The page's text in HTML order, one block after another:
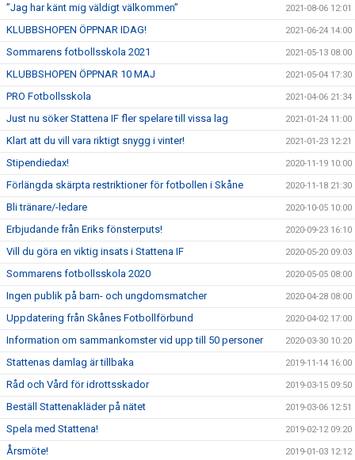
”Jag har känt mig väldigt välkommen” 2021-08-06 12:01
KLUBBSHOPEN ÖPPNAR IDAG! 2021-06-24 14:00
Sommarens fotbollsskola 2021 2021-05-13 08:00
KLUBBSHOPEN ÖPPNAR 10 MAJ 2021-05-04 17:30
PRO Fotbollsskola 2021-04-06 21:34
Just nu söker Stattena IF fler spelare till vissa lag 2021-01-24 11:00
Klart att du vill vara riktigt snygg i vinter! 2021-01-23 12:21
Stipendiedax! 2020-11-19 10:00
Förlängda skärpta restriktioner för fotbollen i Skåne 2020-11-18 21:30
Bli tränare/-ledare 2020-10-05 10:00
Erbjudande från Eriks fönsterputs! 2020-09-23 16:10
Vill du göra en viktig insats i Stattena IF 2020-05-20 09:03
Sommarens fotbollsskola 2020 2020-05-05 08:00
Ingen publik på barn- och ungdomsmatcher 2020-04-28 08:00
Uppdatering från Skånes Fotbollförbund 2020-04-02 17:00
Information om sammankomster vid upp till 50 personer 2020-03-30 10:20
Stattenas damlag är tillbaka 2019-11-14 16:00
Råd och Vård för idrottsskador 2019-03-15 09:50
Beställ Stattenakläder på nätet 2019-03-06 12:51
Spela med Stattena! 2019-02-12 09:20
Årsmöte! 2019-01-03 12:12